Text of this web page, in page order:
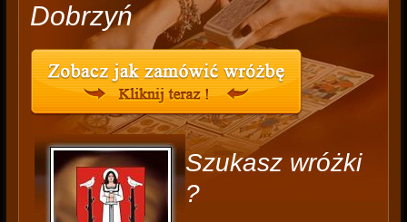
Dobrzyń
Szukasz wróżki
?